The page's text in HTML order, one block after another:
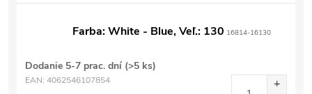
Farba: White - Blue, Veľ.: 130 16814-16130
Dodanie 5-7 prac. dní (>5 ks)
EAN: 4062546107854